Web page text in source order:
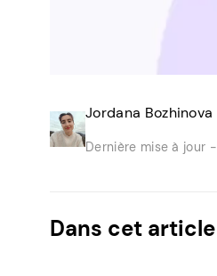
Jordana Bozhinova
Dernière mise à jour -
Dans cet article